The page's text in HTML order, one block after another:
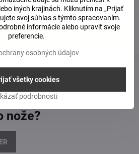
Do košíka
nože?
iných krajinách. Kliknutím na „Prijať
svoj súhlas s týmto spracovaním.
informácie alebo upraviť svoje
preferencie.
osobných údajov
podrobnosti
všetky cookies